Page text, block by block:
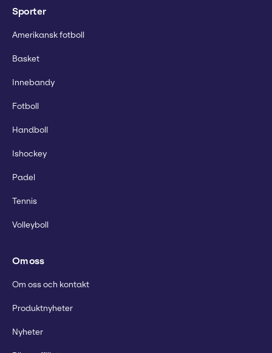
Sporter
Amerikansk fotboll
Basket
Innebandy
Fotboll
Handboll
Ishockey
Padel
Tennis
Volleyboll
Om oss
Om oss och kontakt
Produktnyheter
Nyheter